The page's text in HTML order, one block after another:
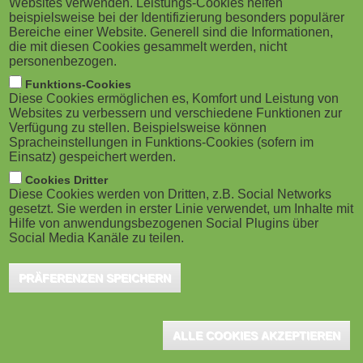
M
o
b
i
l
e
)
g
a
o
n
Düsseldorf, Juli 2019 – Corporate Learning Spezialist
Skillsoft ernennt Andreas Rothkamp zum Vice
President seiner D/A/CH Organisation. Der erfahrene
Manager ist bereits seit zwölf Jahren im Unternehmen
tätig und hat dort zahlreiche Managementpositionen
durchlaufen. Seit mehreren Jahren ist er Mitglied des
Director Global Accounts bei Skillsoft für globale
Websites verwenden. Leistungs-Cookies helfen
beispielsweise bei der Identifizierung besonders populärer
Bereiche einer Website. Generell sind die Informationen,
die mit diesen Cookies gesammelt werden, nicht
personenbezogen.
Funktions-Cookies
Diese Cookies ermöglichen es, Komfort und Leistung von
Websites zu verbessern und verschiedene Funktionen zur
Verfügung zu stellen. Beispielsweise können
Spracheinstellungen in Funktions-Cookies (sofern im
Einsatz) gespeichert werden.
Cookies Dritter
Diese Cookies werden von Dritten, z.B. Social Networks
gesetzt. Sie werden in erster Linie verwendet, um Inhalte mit
Hilfe von anwendungsbezogenen Social Plugins über
Social Media Kanäle zu teilen.
PRÄFERENZEN SPEICHERN
ALLE COOKIES AKZEPTIEREN